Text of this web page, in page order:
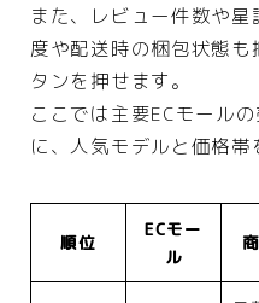
また、レビュー件数や
度や配送時の梱包状態
タンを押せます。
ここでは主要ECモール
に、人気モデルと価格帯
順位
ECモー
ル